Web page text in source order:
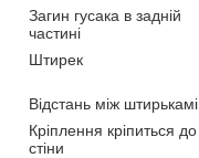
Загин гусака в задній
частині
Штирек
Відстань між штирькамі
Кріплення кріпиться до
стіни